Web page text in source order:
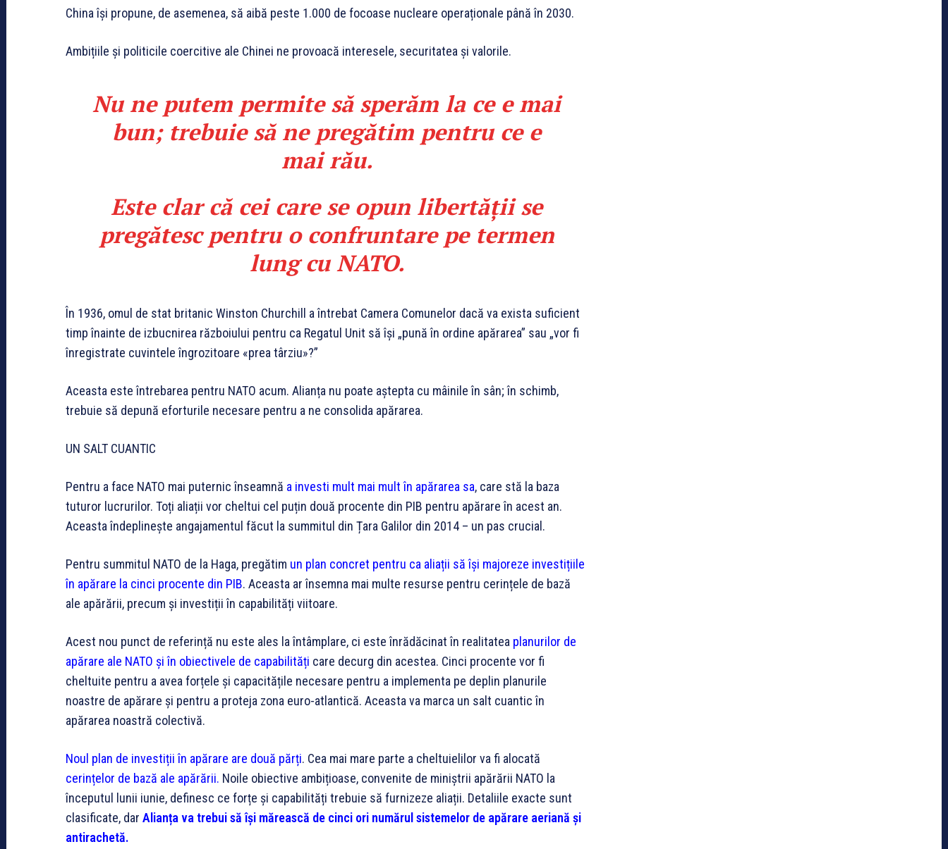
China își propune, de asemenea, să aibă peste 1.000 de focoase nucleare operaționale până în 2030.
Ambițiile și politicile coercitive ale Chinei ne provoacă interesele, securitatea și valorile.
Nu ne putem permite să sperăm la ce e mai
bun; trebuie să ne pregătim pentru ce e
mai rău.
Este clar că cei care se opun libertății se
pregătesc pentru o confruntare pe termen
lung cu NATO.
În 1936, omul de stat britanic Winston Churchill a întrebat Camera Comunelor dacă va exista suficient
timp înainte de izbucnirea războiului pentru ca Regatul Unit să își „pună în ordine apărarea” sau „vor fi
înregistrate cuvintele îngrozitoare «prea târziu»?”
Aceasta este întrebarea pentru NATO acum. Alianța nu poate aștepta cu mâinile în sân; în schimb,
trebuie să depună eforturile necesare pentru a ne consolida apărarea.
UN SALT CUANTIC
Pentru a face NATO mai puternic înseamnă a investi mult mai mult în apărarea sa, care stă la baza
tuturor lucrurilor. Toți aliații vor cheltui cel puțin două procente din PIB pentru apărare în acest an.
Aceasta îndeplinește angajamentul făcut la summitul din Țara Galilor din 2014 – un pas crucial.
Pentru summitul NATO de la Haga, pregătim un plan concret pentru ca aliații să își majoreze investițiile
în apărare la cinci procente din PIB. Aceasta ar însemna mai multe resurse pentru cerințele de bază
ale apărării, precum și investiții în capabilități viitoare.
Acest nou punct de referință nu este ales la întâmplare, ci este înrădăcinat în realitatea planurilor de
apărare ale NATO și în obiectivele de capabilități care decurg din acestea. Cinci procente vor fi
cheltuite pentru a avea forțele și capacitățile necesare pentru a implementa pe deplin planurile
noastre de apărare și pentru a proteja zona euro-atlantică. Aceasta va marca un salt cuantic în
apărarea noastră colectivă.
Noul plan de investiții în apărare are două părți. Cea mai mare parte a cheltuielilor va fi alocată
cerințelor de bază ale apărării. Noile obiective ambițioase, convenite de miniștrii apărării NATO la
începutul lunii iunie, definesc ce forțe și capabilități trebuie să furnizeze aliații. Detaliile exacte sunt
clasificate, dar A ianța va trebui să își mărească de cinci ori numărul sistemelor de apărare aeriană și
antirachetă.